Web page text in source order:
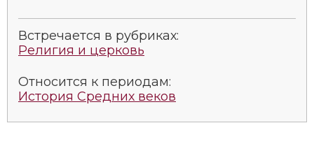
Революции и народные движения
Религия и церковь
Россия
Встречается в рубриках:
Религия и церковь
Относится к периодам:
История Средних веков